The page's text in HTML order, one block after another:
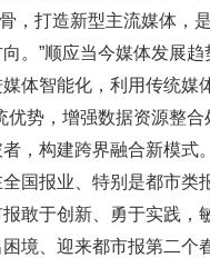
骨，打造新型主流媒体，
。”顺应当今媒体发展
体智能化，利用传统媒
优势，增强数据资源整
，构建跨界融合新模式
国报业、特别是都市类
敢于创新、勇于实践，
境、迎来都市报第二个